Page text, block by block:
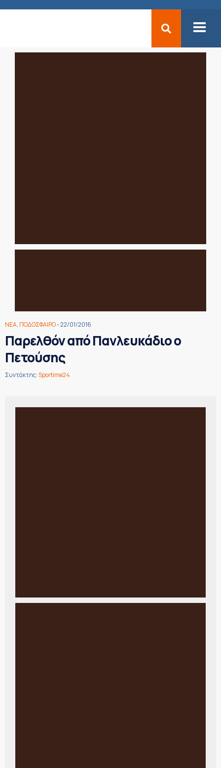
ΝΕΑ, ΠΟΔΟΣΦΑΙΡΟ- 22/01/2016
Παρελθόν από Πανλευκάδιο ο
Πετούσης
Συντάκτης:Sportime24